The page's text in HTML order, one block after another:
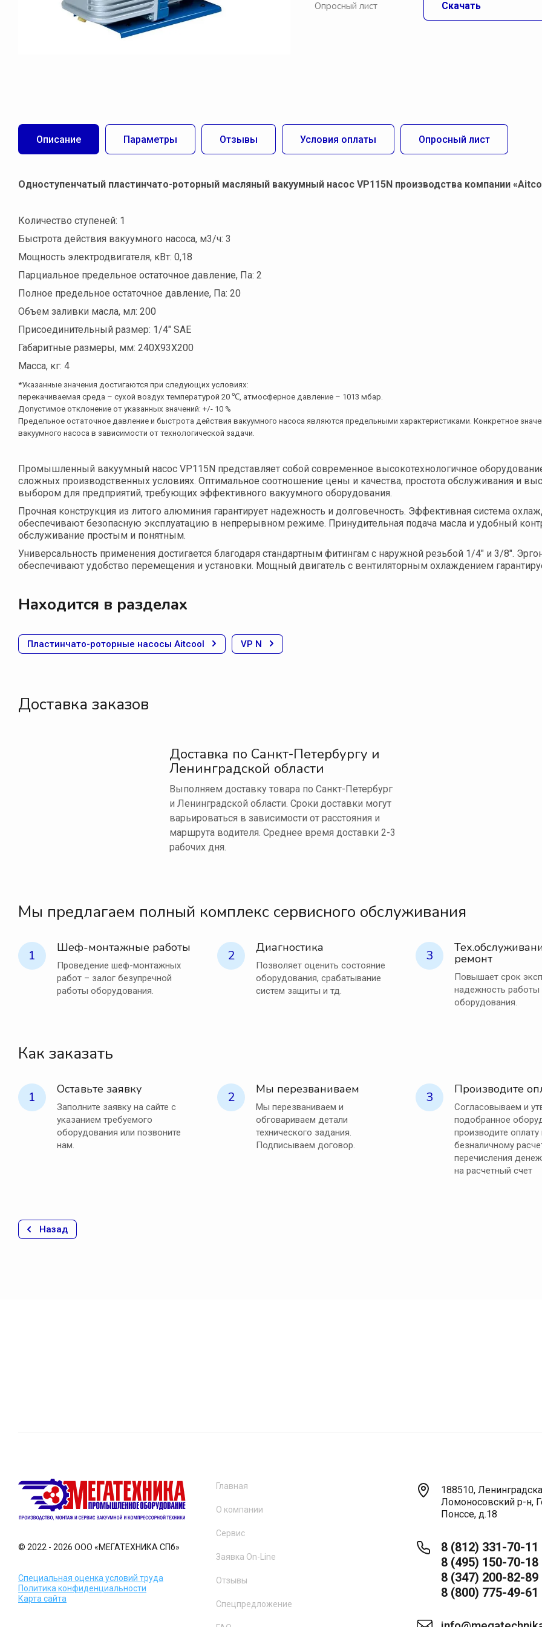
Опросный лист Скачать
Описание Параметры Отзывы Условия оплаты Опросный лист
Одноступенчатый пластинчато-роторный масляный вакуумный насос VP115N производства компании
Количество ступеней: 1
Быстрота действия вакуумного насоса, м3/ч: 3
Мощность электродвигателя, кВт: 0,18
Парциальное предельное остаточное давление, Па: 2
Полное предельное остаточное давление, Па: 20
Объем заливки масла, мл: 200
Присоединительный размер: 1/4" SAE
Габаритные размеры, мм: 240X93X200
Масса, кг: 4
*Указанные значения достигаются при следующих условиях:
перекачиваемая среда – сухой воздух температурой 20 ℃, атмосферное давление – 1013 мбар.
Допустимое отклонение от указанных значений: +/- 10 %
Предельное остаточное давление и быстрота действия вакуумного насоса являются предельными характеристиками. Конкретное
вакуумного насоса в зависимости от технологической задачи.
Промышленный вакуумный насос VP115N представляет собой современное высокотехнологичное
сложных производственных условиях. Оптимальное соотношение цены и качества, простота обслуживания и
выбором для предприятий, требующих эффективного вакуумного оборудования.
Прочная конструкция из литого алюминия гарантирует надежность и долговечность. Эффективная система
обеспечивают безопасную эксплуатацию в непрерывном режиме. Принудительная подача масла и удобный
обслуживание простым и понятным.
Универсальность применения достигается благодаря стандартным фитингам с наружной резьбой 1/4" и 3/8".
обеспечивают удобство перемещения и установки. Мощный двигатель с вентиляторным охлаждением
Находится в разделах
Пластинчато-роторные насосы Aitcool VP N
Доставка заказов
Доставка по Санкт-Петербургу и
Ленинградской области
Выполняем доставку товара по Санкт-Петербург
и Ленинградской области. Сроки доставки могут
варьироваться в зависимости от расстояния и
маршрута водителя. Среднее время доставки 2-3
рабочих дня.
Мы предлагаем полный комплекс сервисного обслуживания
1 Шеф-монтажные работы
Проведение шеф-монтажных
работ – залог безупречной
работы оборудования.
2 Диагностика
Позволяет оценить состояние
оборудования, срабатывание
систем защиты и тд.
3 ремонт
Повышает срок
надежность работы
оборудования.
Как заказать
1 Оставьте заявку
Заполните заявку на сайте с
указанием требуемого
оборудования или позвоните
нам.
2 Мы перезваниваем
Мы перезваниваем и
обговариваем детали
технического задания.
Подписываем договор.
3 Производите
Согласовываем и
подобранное
производите оплату
безналичному
перечисления
на расчетный счет
Назад
© 2022 - 2026 ООО «МЕГАТЕХНИКА СПб»
Специальная оценка условий труда
Политика конфиденциальности
Карта сайта
Главная
О компании
Сервис
Заявка On-Line
Отзывы
Спецпредложение
188510,
Ломоносовский р-н,
Понссе, д.18
8 (812) 331-70-11
8 (495) 150-70-18
8 (347) 200-82-89
8 (800) 775-49-61